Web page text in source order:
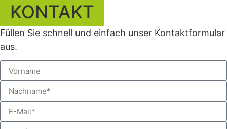
KONTAKT
Füllen Sie schnell und einfach unser Kontaktformular
aus.